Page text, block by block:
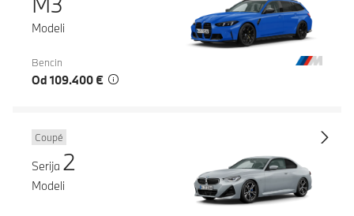
Modeli
Bencin
Od 109.400 €
Coupé
Serija 2
Modeli